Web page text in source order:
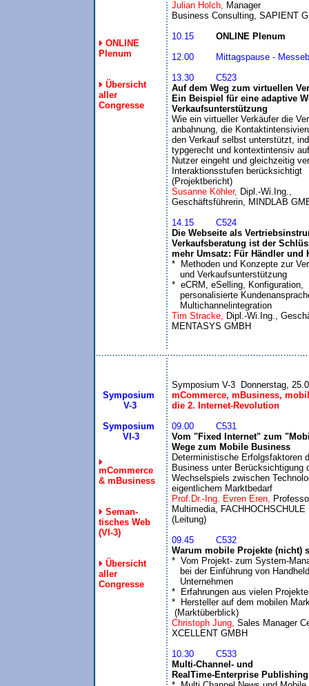
ONLINE
Plenum
Übersicht
aller
Congresse
Julian Holch, Manager
ONLINE Plenum
12.00	Mittagspause - Messebesuch
13.30	C523
Auf dem Weg zum virtuellen
Ein Beispiel für eine adaptive
Verkaufsunterstützung
Wie ein virtueller Verkäufer die
anbahnung, die
den Verkauf selbst unterstützt,
typgerecht und kontextintensiv
Nutzer eingeht und gleichzeitig
Interaktionsstufen berücksichtigt
(Projektbericht)
Susanne Köhler, Dipl.-Wi.Ing.,
14.15	C524
Die Webseite als
Verkaufsberatung ist der
mehr Umsatz: Für Händler und
*  Methoden und Konzepte zur
   und Verkaufsunterstützung
*  eCRM, eSelling, Konfiguration,
personalisierte
   Multichannelintegration
Tim Stracke, Dipl.-Wi.Ing.,
MENTASYS GMBH
Symposium
V-3
Symposium
  VI-3
mCommerce
& mBusiness
Seman-
tisches Web
(VI-3)
Übersicht
aller
Congresse
mCommerce, mBusiness,
die 2. Internet-Revolution
09.00	C531
Vom "Fixed Internet" zum
Wege zum Mobile Business
Deterministische Erfolgsfaktoren
Business unter Berücksichtigung
Wechselspiels zwischen
eigentlichem Marktbedarf
Prof.Dr.-Ing. Evren Eren,
Multimedia, FACHHOCHSCHULE
09.45	C532
Warum mobile Projekte (nicht)
*  Vom Projekt- zum System-
bei der Einführung von
   Unternehmen
*  Erfahrungen aus vielen
*  Hersteller auf dem mobilen
(Marktüberblick)
Christoph Jung, Sales Manager
10.30	C533
Multi-Channel- und
RealTime-Enterprise Publishing